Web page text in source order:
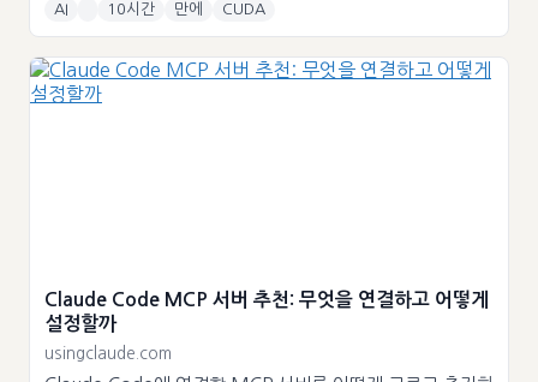
AI 10시간 만에 CUDA
Claude Code MCP 서버 추천: 무엇을 연결하고 어떻게
설정할까
usingclaude.com